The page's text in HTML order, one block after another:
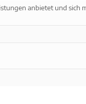
anbietet und sich